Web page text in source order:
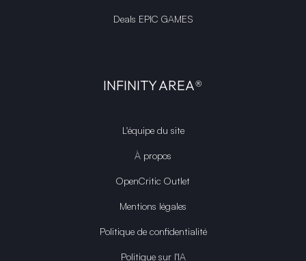
Deals EPIC GAMES
INFINITY AREA®
L'équipe du site
À propos
OpenCritic Outlet
Mentions légales
Politique de confidentialité
Politique sur l'IA